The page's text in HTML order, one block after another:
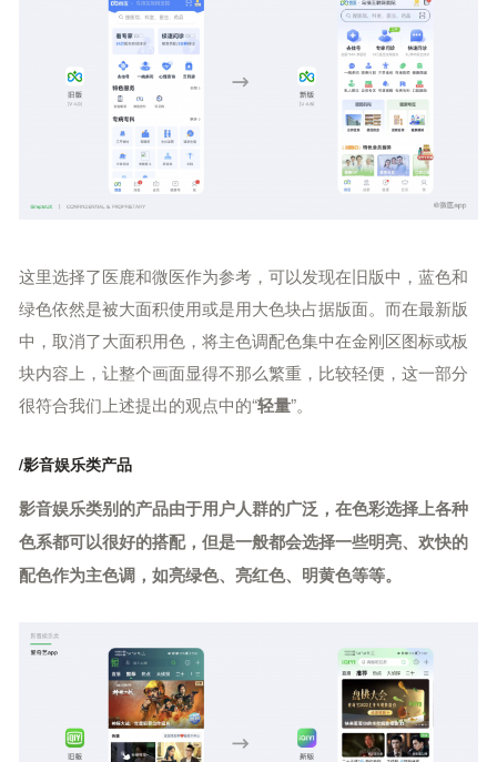
这里选择了医鹿和微医作为参考，可以发现在旧版中，蓝色和
绿色依然是被大面积使用或是用大色块占据版面。 而在最新版
中，取消了大面积用色，将主色调配色集中在金刚区图标或板
块内容上，让整个画面显得不那么繁重，比较轻便， 这一部分
很符合我们上述提出的观点中的“轻量”。
/影音娱乐类产品
影音娱乐类别的产品由于用户人群的广泛，在色彩选择上各种
色系都可以很好的搭配，但是一般都会选择一些明亮、欢快的
配色作为主色调，如亮绿色、亮红色、明黄色等等。